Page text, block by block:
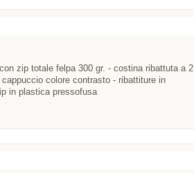
zip totale felpa 300 gr. - costina ribattuta a 2
colore contrasto - ribattiture in
in plastica pressofusa